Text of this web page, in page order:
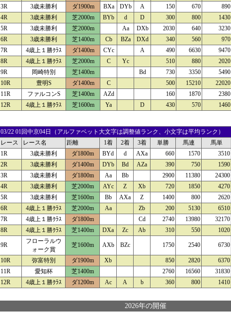
3R
3歳未勝利 ダ1900m BXa DYb A 150 670 890
4R
3歳未勝利 芝2000m BYb d D 300 800 1430
5R
3歳未勝利 芝2000m Aa DXb 2030 640 3230
6R
3歳未勝利 芝1400m Cb BZa DXd 340 560 970
7R
4歳上１勝ｸﾗｽ ダ1400m CYc A 490 6630 9470
8R
4歳上１勝ｸﾗｽ 芝2000m C Yc 510 880 2020
9R
岡崎特別 芝1400m Bd 730 3350 5490
10R
豊明S ダ1400m C 500 15210 22020
11R
ファルコンS 芝1400m AZd 160 1870 2380
12R
4歳上１勝ｸﾗｽ 芝1600m Ya D 430 570 1460
03/22 01回中京04日（アルファベット大文字は調整値ランク、小文字は平均ランク）
レース
レース名 距離 1着 2着 3着 単勝 馬連 馬単
1R
3歳未勝利 ダ1800m BYd d AXa 660 1570 3510
2R
3歳未勝利 ダ1400m DYb Bd AZa 390 750 1590
3R
3歳未勝利 ダ1800m Aa Bb 2900 11380 24300
4R
3歳未勝利 芝2000m AYc Z Xb 720 1850 4270
5R
3歳未勝利 芝1600m Bb AXa Z 1400 800 2620
6R
4歳上１勝ｸﾗｽ 芝2000m Aa Zb 200 5130 6510
7R
4歳上１勝ｸﾗｽ ダ1800m Cd 2740 13980 32170
8R
4歳上１勝ｸﾗｽ 芝1400m DXa Zc Ab 310 550 1020
9R
フローラルウ
ォーク賞
芝1600m AXb BZc 1750 2540 6730
10R 弥富特別 ダ1900m Xb 850 2820 6370
11R
愛知杯 芝1400m 2760 16560 31830
12R
4歳上１勝ｸﾗｽ ダ1200m Ac A b 360 800 1410
2026年の開催